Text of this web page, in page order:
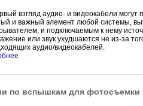
взгляд аудио- и видеокабели
и важный элемент любой системы,
и подключаемым к нему
или звук ухудшаются не из-за
аудио/видеокабелей.
по вспышкам для фотосъемки